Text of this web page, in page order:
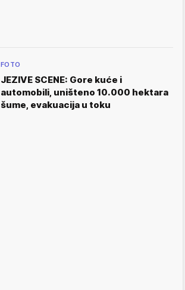
FOTO
JEZIVE SCENE: Gore kuće i
automobili, uništeno 10.000 hektara
šume, evakuacija u toku